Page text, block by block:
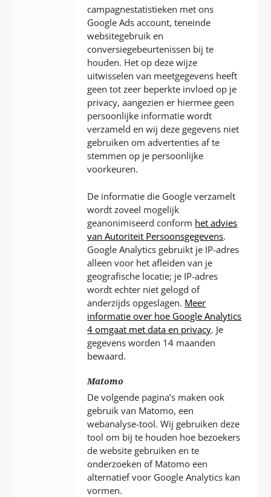
campagnestatistieken met ons
Google Ads account, teneinde
websitegebruik en
conversiegebeurtenissen bij te
houden. Het op deze wijze
uitwisselen van meetgegevens heeft
geen tot zeer beperkte invloed op je
privacy, aangezien er hiermee geen
persoonlijke informatie wordt
verzameld en wij deze gegevens niet
gebruiken om advertenties af te
stemmen op je persoonlijke
voorkeuren.
De informatie die Google verzamelt
wordt zoveel mogelijk
geanonimiseerd conform het advies
van Autoriteit Persoonsgegevens.
Google Analytics gebruikt je IP-adres
alleen voor het afleiden van je
geografische locatie; je IP-adres
wordt echter niet gelogd of
anderzijds opgeslagen. Meer
informatie over hoe Google Analytics
4 omgaat met data en privacy. Je
gegevens worden 14 maanden
bewaard.
Matomo
De volgende pagina’s maken ook
gebruik van Matomo, een
webanalyse-tool. Wij gebruiken deze
tool om bij te houden hoe bezoekers
de website gebruiken en te
onderzoeken of Matomo een
alternatief voor Google Analytics kan
vormen.